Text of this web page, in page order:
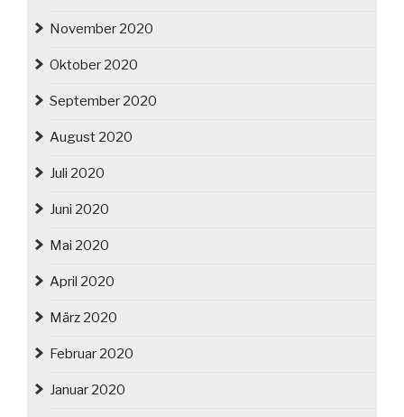
November 2020
Oktober 2020
September 2020
August 2020
Juli 2020
Juni 2020
Mai 2020
April 2020
März 2020
Februar 2020
Januar 2020